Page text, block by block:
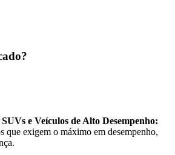
e Veículos de Alto Desempenho:
que exigem o máximo em desempenho,